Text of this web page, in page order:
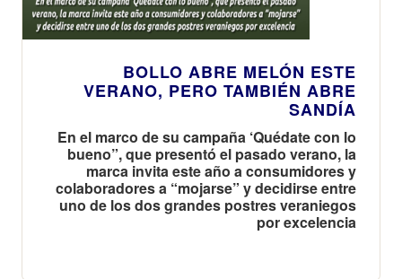
BOLLO ABRE MELÓN ESTE
VERANO, PERO TAMBIÉN ABRE
SANDÍA
En el marco de su campaña ‘Quédate con lo
bueno”, que presentó el pasado verano, la
marca invita este año a consumidores y
colaboradores a “mojarse” y decidirse entre
uno de los dos grandes postres veraniegos
por excelencia